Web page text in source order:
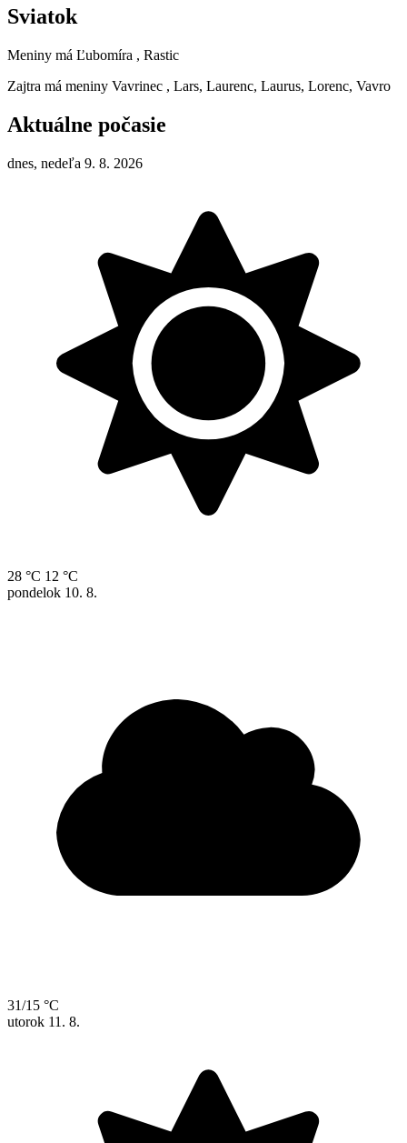
Sviatok
Meniny má Ľubomíra , Rastic
Zajtra má meniny Vavrinec , Lars, Laurenc, Laurus, Lorenc, Vavro
Aktuálne počasie
dnes, nedeľa 9. 8. 2026
28 °C 12 °C
pondelok 10. 8.
31/15 °C
utorok 11. 8.